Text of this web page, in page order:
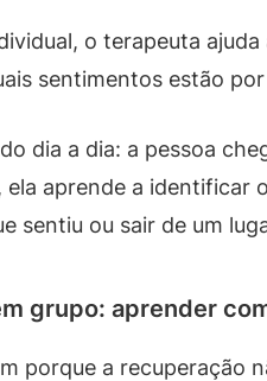
o terapeuta
sentimentos estão
dia a dia: a pessoa
aprende a identificar
sentiu ou sair de um
grupo: aprender
porque a recuperação